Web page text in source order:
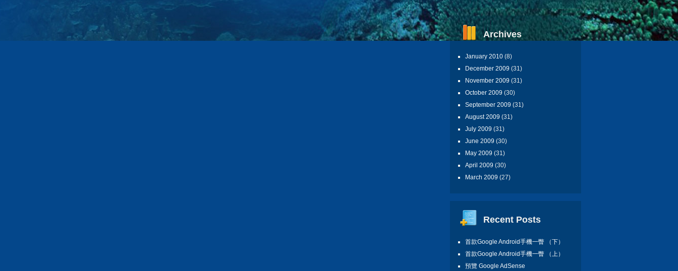
Archives
January 2010 (8)
December 2009 (31)
November 2009 (31)
October 2009 (30)
September 2009 (31)
August 2009 (31)
July 2009 (31)
June 2009 (30)
May 2009 (31)
April 2009 (30)
March 2009 (27)
Recent Posts
首款Google Android手機一瞥 （下）
首款Google Android手機一瞥 （上）
預覽 Google AdSense